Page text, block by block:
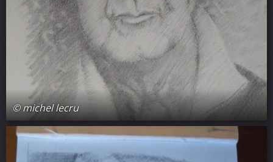
© michel lecru